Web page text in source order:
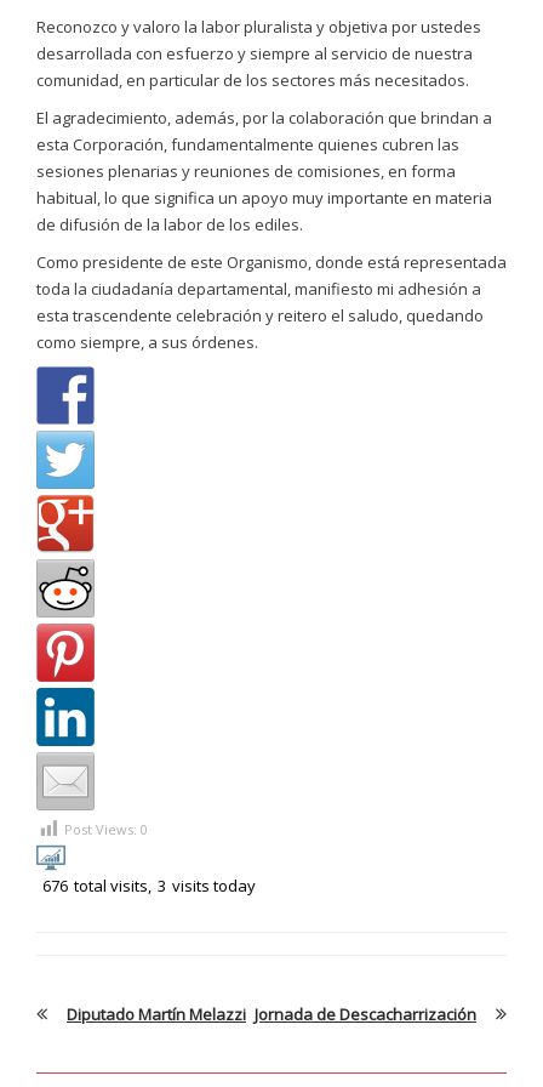
Reconozco y valoro la labor pluralista y objetiva por ustedes
desarrollada con esfuerzo y siempre al servicio de nuestra
comunidad, en particular de los sectores más necesitados.
El agradecimiento, además, por la colaboración que brindan a
esta Corporación, fundamentalmente quienes cubren las
sesiones plenarias y reuniones de comisiones, en forma
habitual, lo que significa un apoyo muy importante en materia
de difusión de la labor de los ediles.
Como presidente de este Organismo, donde está representada
toda la ciudadanía departamental, manifiesto mi adhesión a
esta trascendente celebración y reitero el saludo, quedando
como siempre, a sus órdenes.
Post Views: 0
676 total visits, 3 visits today
Diputado Martín Melazzi Jornada de Descacharrización